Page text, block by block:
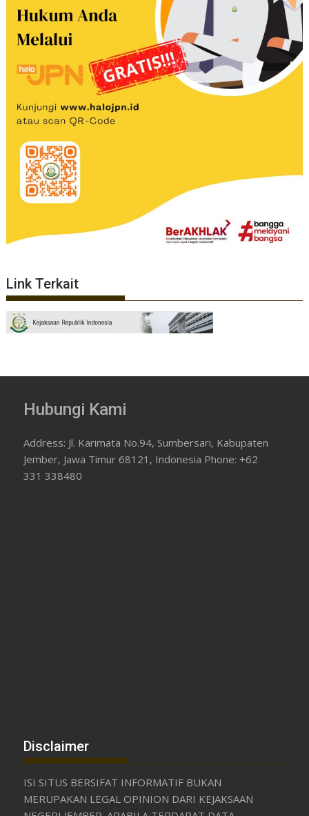
Link Terkait
Hubungi Kami
Address: Jl. Karimata No.94, Sumbersari, Kabupaten
Jember, Jawa Timur 68121, Indonesia Phone: +62
331 338480
Disclaimer
ISI SITUS BERSIFAT INFORMATIF BUKAN
MERUPAKAN LEGAL OPINION DARI KEJAKSAAN